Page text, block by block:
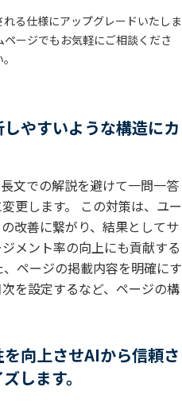
る仕様にアップグレードいたしま
ージでもお気軽にご相談くださ
やすいような構造にカ
文での解説を避けて一問一答
更します。 この対策は、ユー
改善に繋がり、結果としてサ
メント率の向上にも貢献する
ページの掲載内容を明確にす
を設定するなど、ページの構
向上させAIから信頼さ
します。